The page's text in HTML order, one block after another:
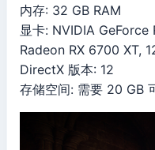
内存: 32 GB RAM
显卡: NVIDIA
Radeon RX 6700 XT,
DirectX 版本: 12
存储空间: 需要 20 GB